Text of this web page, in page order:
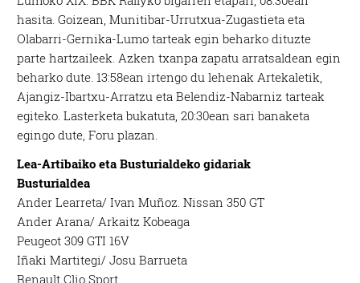
hasita. Goizean, Munitibar-Urrutxua-Zugastieta eta
Olabarri-Gernika-Lumo tarteak egin beharko dituzte
parte hartzaileek. Azken txanpa zapatu arratsaldean egin
beharko dute. 13:58ean irtengo du lehenak Artekaletik,
Ajangiz-Ibartxu-Arratzu eta Belendiz-Nabarniz tarteak
egiteko. Lasterketa bukatuta, 20:30ean sari banaketa
egingo dute, Foru plazan.
Lea-Artibaiko eta Busturialdeko gidariak
Busturialdea
Ander Learreta/ Ivan Muñoz. Nissan 350 GT
Ander Arana/ Arkaitz Kobeaga
Peugeot 309 GTI 16V
Iñaki Martitegi/ Josu Barrueta
Renault Clio Sport